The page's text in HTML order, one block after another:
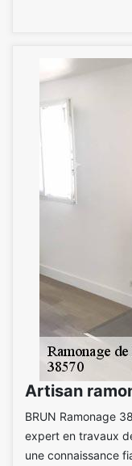
Artisan
BRUN Ramonage
expert en travaux
une connaissance